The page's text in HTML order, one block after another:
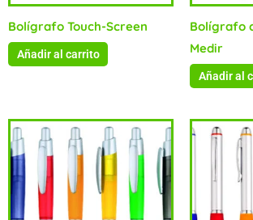
Bolígrafo Touch-Screen
Añadir al carrito
Bolígrafo
Medir
Añadir al